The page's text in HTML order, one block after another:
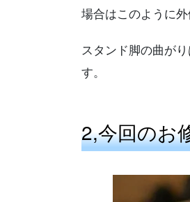
場合はこのように
スタンド脚の曲が
す。
2,今回のお